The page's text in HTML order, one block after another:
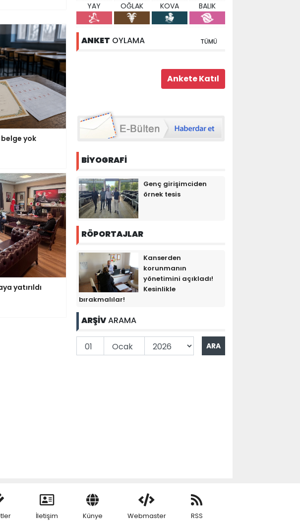
belge yok
yatırıldı
YAY OĞLAK KOVA BALIK
ANKET OYLAMA TÜMÜ
BİYOGRAFİ
Genç girişimciden
örnek tesis
RÖPORTAJLAR
Kanserden
korunmanın
yönetimini açıkladı!
Kesinlikle
bırakmalılar!
ARŞİVARAMA
İletişim Künye Webmaster RSS